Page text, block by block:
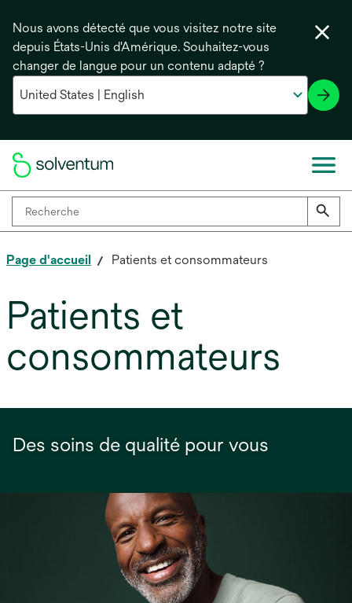
Nous avons détecté que vous visitez notre site
depuis États-Unis d'Amérique. Souhaitez-vous
changer de langue pour un contenu adapté ?
Page d'accueil Patients et consommateurs
Patients et
consommateurs
Des soins de qualité pour vous